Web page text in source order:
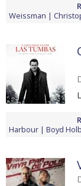
Weissman
Harbour
Boyd